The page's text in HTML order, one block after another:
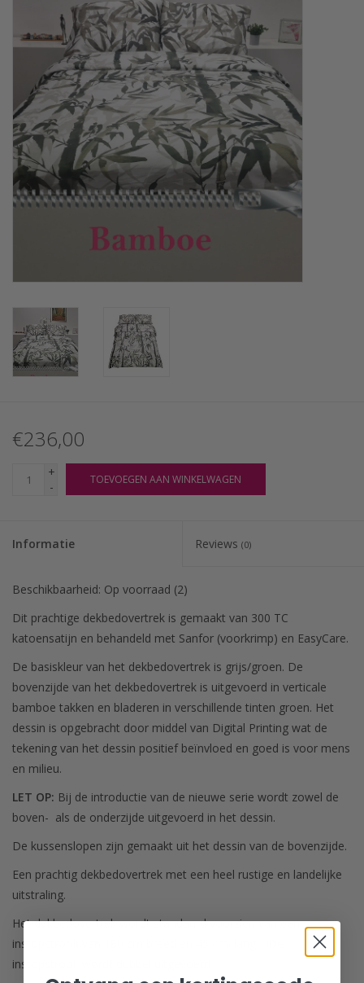
€236,00
+
-
TOEVOEGEN AAN WINKELWAGEN
Informatie Reviews (0)
Beschikbaarheid: Op voorraad (2)
Dit prachtige dekbedovertrek is gemaakt van 300 TC
katoensatijn en behandeld met Sanfor (voorkrimp) en EasyCare.
De basiskleur van het dekbedovertrek is grijs/groen. De
bovenzijde van het dekbedovertrek is uitgevoerd in verticale
bamboe takken en bladeren in verschillende tinten groen. Het
dessin is opgebracht door middel van Digital Printing wat de
tekening van het dessin positief beïnvloed en goed is voor mens
en milieu.
LET OP: Bij de introductie van de nieuwe serie wordt zowel de
boven- als de onderzijde uitgevoerd in het dessin.
De kussenslopen zijn gemaakt uit het dessin van de bovenzijde.
Een prachtig dekbedovertrek met een heel rustige en landelijke
uitstraling.
Het dekbedovertrek wordt standaard voorzien van een
instopstrook van 180 cm breed en 45 cm. lang. De
instopstrook wordt dubbel uitgevoerd.